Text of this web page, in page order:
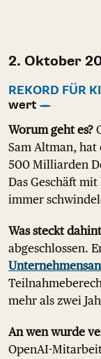
2. Oktober
REKORD FÜR KI
wert
Worum geht es?
Sam Altman,
500 Milliarden
Das Geschäft
immer
Was steckt
abgeschlossen.
mehr als zwei
An wen wurde
OpenAI-